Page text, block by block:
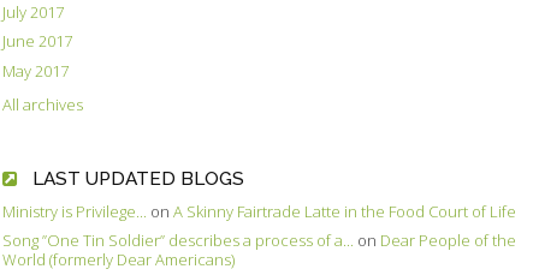
July 2017
June 2017
May 2017
All archives
LAST UPDATED BLOGS
Ministry is Privilege... on A Skinny Fairtrade Latte in the Food Court of Life
Song ”One Tin Soldier” describes a process of a... on Dear People of the
World (formerly Dear Americans)